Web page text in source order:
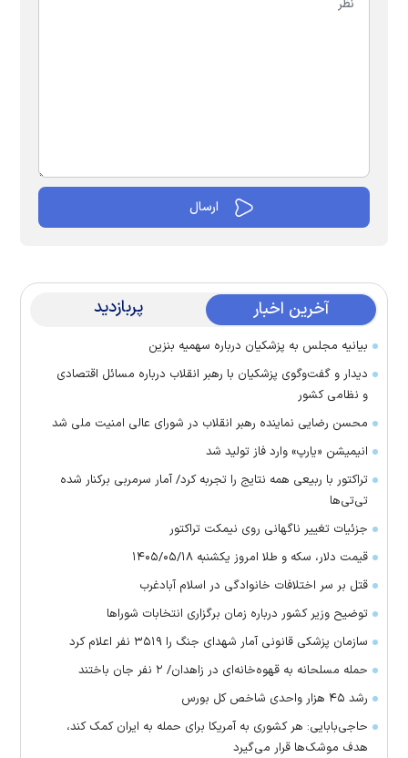
آخرین اخبار پربازدید
بیانیه مجلس به پزشکیان درباره سهمیه بنزین
دیدار و گفت‌وگوی پزشکیان با رهبر انقلاب درباره مسائل اقتصادی
و نظامی کشور
محسن رضایی نماینده رهبر انقلاب در شورای عالی امنیت ملی شد
انیمیشن «یارپ» وارد فاز تولید شد
تراکتور با ربیعی همه نتایج را تجربه کرد/ آمار سرمربی برکنار شده
تی‌تی‌ها
جزئیات تغییر ناگهانی روی نیمکت تراکتور
قیمت دلار، سکه و طلا امروز یکشنبه ۱۴۰۵/۰۵/۱۸
قتل بر سر اختلافات خانوادگی در اسلام آبادغرب
توضیح وزیر کشور درباره زمان برگزاری انتخابات شورا‌ها
سازمان پزشکی قانونی آمار شهدای جنگ را ۳۵۱۹ نفر اعلام کرد
حمله مسلحانه به قهوه‌خانه‌ای در زاهدان/ ۲ نفر جان باختند
رشد ۴۵ هزار واحدی شاخص کل بورس
حاجی‌بابایی: هر کشوری به آمریکا برای حمله به ایران کمک کند،
هدف موشک‌ها قرار می‌گیرد